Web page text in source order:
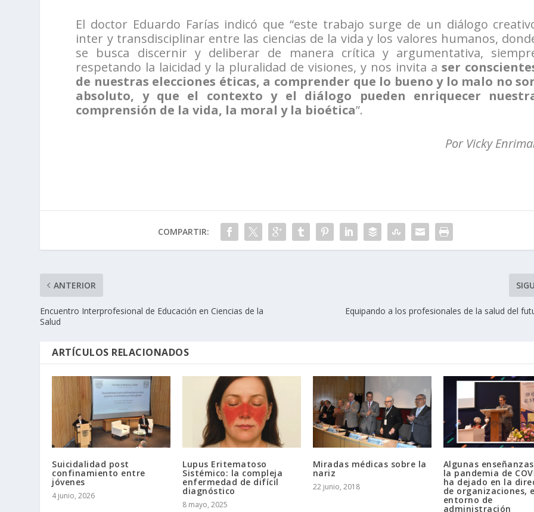
El doctor Eduardo Farías indicó que “este trabajo surge de un diálogo
inter y transdisciplinar entre las ciencias de la vida y los valores humanos,
se busca discernir y deliberar de manera crítica y argumentativa,
respetando la laicidad y la pluralidad de visiones, y nos invita a ser
de nuestras elecciones éticas, a comprender que lo bueno y lo malo no
absoluto, y que el contexto y el diálogo pueden enriquecer
comprensión de la vida, la moral y la bioética”.
Por Vicky
COMPARTIR:
ANTERIOR
Encuentro Interprofesional de Educación en Ciencias de la
Salud
Equipando a los profesionales de la salud del
ARTÍCULOS RELACIONADOS
Suicidalidad post
confinamiento entre
jóvenes
4 junio, 2026
Lupus Eritematoso
Sistémico: la compleja
enfermedad de difícil
diagnóstico
8 mayo, 2025
Miradas médicas sobre la
nariz
22 junio, 2018
Algunas
la pandemia de
ha dejado en la
de organizaciones,
entorno de
administración